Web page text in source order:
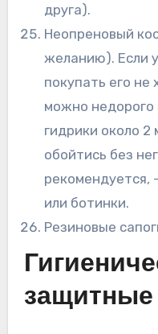
друга).
Неопреновый
желанию). Если
покупать его не
можно недорого
гидрики около
обойтись без
рекомендуется,
или ботинки.
Резиновые
защитные